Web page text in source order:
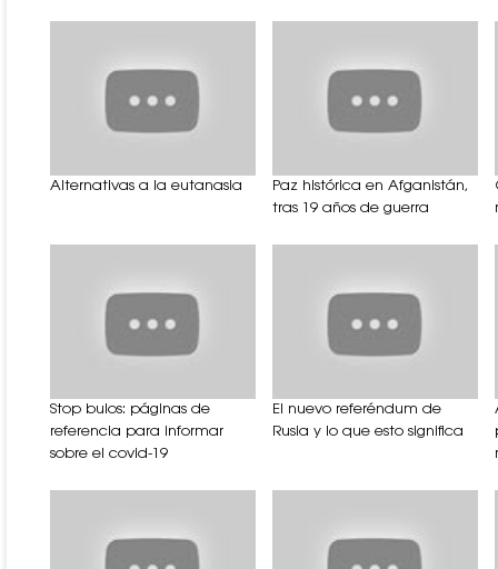
Alternativas a la eutanasia
Paz histórica en Afganistán,
tras 19 años de guerra
Stop bulos: páginas de
referencia para informar
sobre el covid-19
El nuevo referéndum de
Rusia y lo que esto significa